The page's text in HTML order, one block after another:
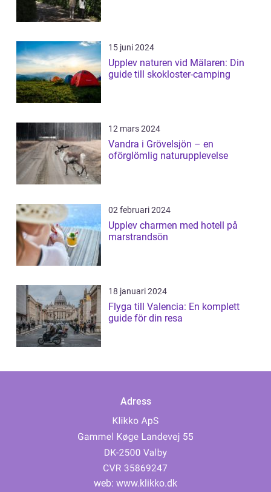
15 juni 2024
Upplev naturen vid Mälaren: Din
guide till skokloster-camping
12 mars 2024
Vandra i Grövelsjön – en
oförglömlig naturupplevelse
02 februari 2024
Upplev charmen med hotell på
marstrandsön
18 januari 2024
Flyga till Valencia: En komplett
guide för din resa
Adress
web: www.klikko.dk